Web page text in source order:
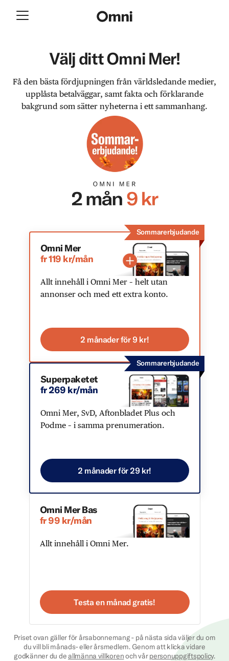
Välj ditt Omni Mer!
Få den bästa fördjupningen från världsledande medier,
upplåsta betalväggar, samt fakta och förklarande
bakgrund som sätter nyheterna i ett sammanhang.
Sommarerbjudande
Omni Mer
fr 119 kr/mån
Allt innehåll i Omni Mer – helt utan
annonser och med ett extra konto.
2 månader för 9 kr!
Sommarerbjudande
Superpaketet
fr 269 kr/mån
Omni Mer, SvD, Aftonbladet Plus och
Podme – i samma prenumeration.
2 månader för 29 kr!
Omni Mer Bas
fr 99 kr/mån
Allt innehåll i Omni Mer.
Testa en månad gratis!
Priset ovan gäller för årsabonnemang - på nästa sida väljer du om
du vill bli månads- eller årsmedlem. Genom att klicka vidare
godkänner du deallmänna villkorenoch vårpersonuppgiftspolicy.